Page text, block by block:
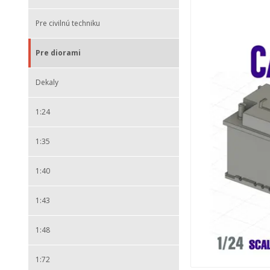
Pre civilnú techniku
Pre diorami
Dekaly
1:24
1:35
1:40
1:43
1:48
1:72